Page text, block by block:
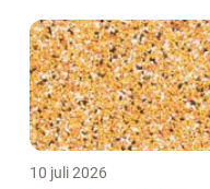
10 juli 2026